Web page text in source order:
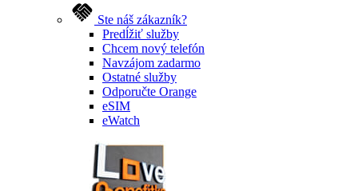
Ste náš zákazník?
Predĺžiť služby
Chcem nový telefón
Navzájom zadarmo
Ostatné služby
Odporučte Orange
eSIM
eWatch